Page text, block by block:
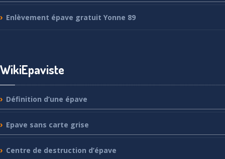
Enlèvement épave gratuit Yonne 89
WikiEpaviste
Définition d’une épave
Epave sans carte grise
Centre de destruction d’épave